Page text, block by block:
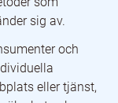
sig av.
och
eller tjänst,